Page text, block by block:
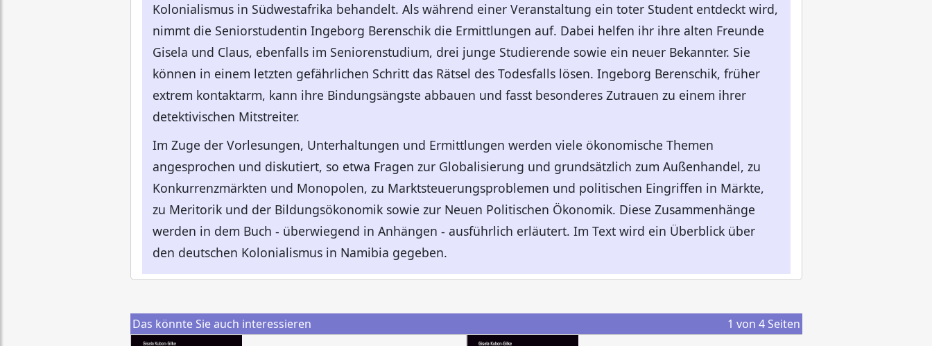
Kolonialismus in Südwestafrika behandelt. Als während einer Veranstaltung ein toter Student entdeckt wird,
nimmt die Seniorstudentin Ingeborg Berenschik die Ermittlungen auf. Dabei helfen ihr ihre alten Freunde
Gisela und Claus, ebenfalls im Seniorenstudium, drei junge Studierende sowie ein neuer Bekannter. Sie
können in einem letzten gefährlichen Schritt das Rätsel des Todesfalls lösen. Ingeborg Berenschik, früher
extrem kontaktarm, kann ihre Bindungsängste abbauen und fasst besonderes Zutrauen zu einem ihrer
detektivischen Mitstreiter.
Im Zuge der Vorlesungen, Unterhaltungen und Ermittlungen werden viele ökonomische Themen
angesprochen und diskutiert, so etwa Fragen zur Globalisierung und grundsätzlich zum Außenhandel, zu
Konkurrenzmärkten und Monopolen, zu Marktsteuerungsproblemen und politischen Eingriffen in Märkte,
zu Meritorik und der Bildungsökonomik sowie zur Neuen Politischen Ökonomik. Diese Zusammenhänge
werden in dem Buch - überwiegend in Anhängen - ausführlich erläutert. Im Text wird ein Überblick über
den deutschen Kolonialismus in Namibia gegeben.
Das könnte Sie auch interessieren 1 von 4Seiten